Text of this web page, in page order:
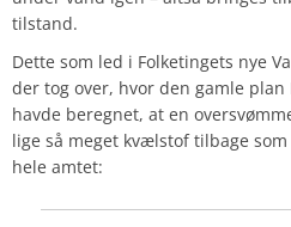
tilstand.
Dette som led i Folketingets nye
der tog over, hvor den gamle
havde beregnet, at en
lige så meget kvælstof tilbage
hele amtet: